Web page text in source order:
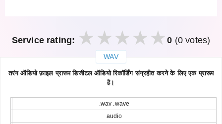
Service rating: 0 (0 votes)
WAV
तरंग ऑडियो फ़ाइल प्रारूप डिजीटल ऑडियो रिकॉर्डिंग संग्रहीत करने के लिए एक प्रारूप
है।
.wav .wave
audio